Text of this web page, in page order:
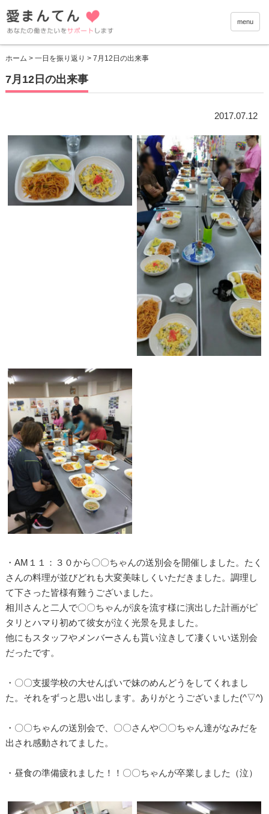
愛まん
menu
ホーム > 一日を振り返り > 7月12日の出来事
7月12日の出来事
2017.07.12
・AM１１：３０から〇〇ちゃんの送別会を開催しました。たく
さんの料理が並びどれも大変美味しくいただきました。調理し
て下さった皆様有難うございました。
相川さんと二人で〇〇ちゃんが涙を流す様に演出した計画がピ
タリとハマり初めて彼女が泣く光景を見ました。
他にもスタッフやメンバーさんも貰い泣きして凄くいい送別会
だったです。
・〇〇支援学校の大せんぱいで妹のめんどうをしてくれまし
た。それをずっと思い出します。ありがとうございました(^▽^)
・〇〇ちゃんの送別会で、〇〇さんや〇〇ちゃん達がなみだを
出され感動されてました。
・昼食の準備疲れました！！〇〇ちゃんが卒業しました（泣）